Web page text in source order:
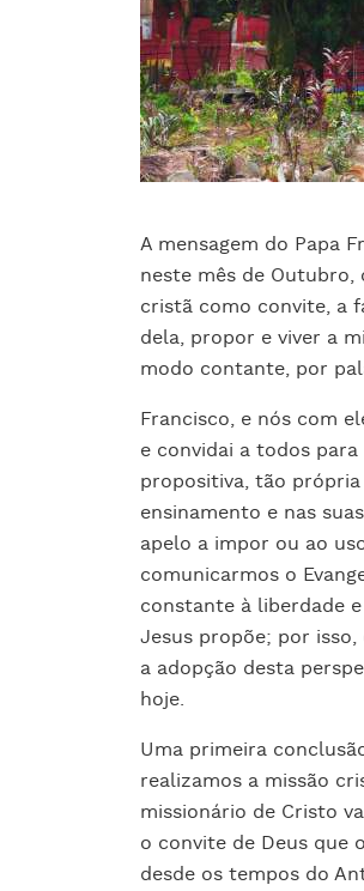
A mensagem do Papa
neste mês de
cristã como convite, a
dela, propor e viver a
modo contante, por
Francisco, e nós com
e convidai a todos
propositiva, tão
ensinamento e nas
apelo a impor ou ao
comunicarmos o
constante à liberdade
Jesus propõe; por
a adopção desta
hoje.
Uma primeira
realizamos a missão
missionário de Cristo
o convite de Deus que
desde os tempos do